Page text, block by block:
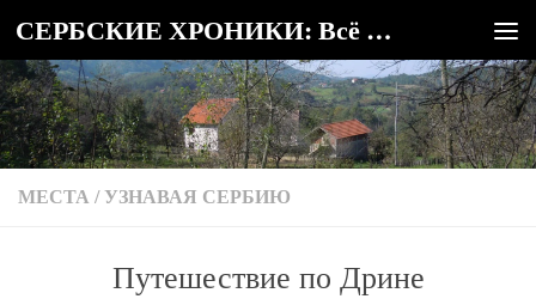
Под записью СЕРБСКИЕ ХРОНИКИ: Всё о Сербии
МЕСТА / УЗНАВАЯ СЕРБИЮ
Путешествие по Дрине